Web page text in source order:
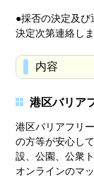
●採否の決定及び
決定次第連絡しま
内容
港区バリア
港区バリアフリ
の方等が安心し
設、公園、公衆
オンラインのマ